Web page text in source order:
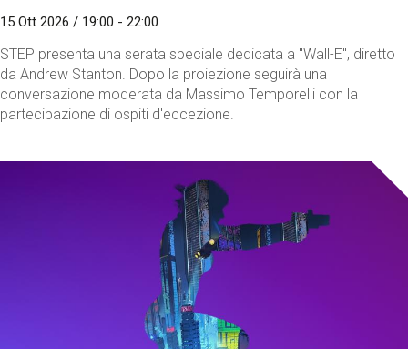
15 Ott 2026 / 19:00 - 22:00
STEP presenta una serata speciale dedicata a "Wall-E", diretto
da Andrew Stanton. Dopo la proiezione seguirà una
conversazione moderata da Massimo Temporelli con la
partecipazione di ospiti d'eccezione.